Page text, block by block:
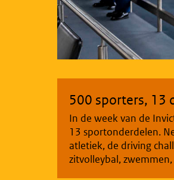
500 sporters, 13
In de week van de
13 sportonderdelen.
atletiek, de driving
zitvolleybal,